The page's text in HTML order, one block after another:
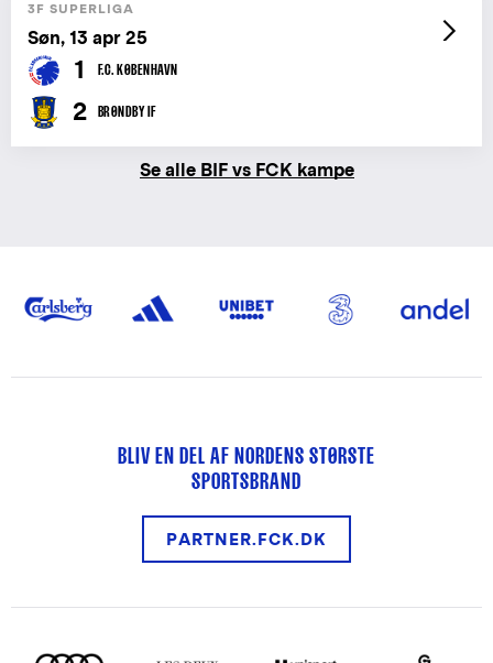
3F SUPERLIGA
Søn, 13 apr 25
1 F.C. KØBENHAVN
2 BRØNDBY IF
Se alle BIF vs FCK kampe
BLIV EN DEL AF NORDENS STØRSTE
SPORTSBRAND
PARTNER.FCK.DK